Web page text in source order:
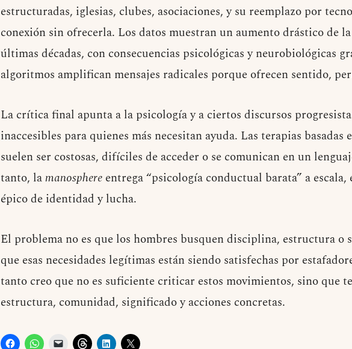
estructuradas, iglesias, clubes, asociaciones, y su reemplazo por
conexión sin ofrecerla. Los datos muestran un aumento drástico de
últimas décadas, con consecuencias psicológicas y neurobiológicas
algoritmos amplifican mensajes radicales porque ofrecen sentido,
La crítica final apunta a la psicología y a ciertos discursos
inaccesibles para quienes más necesitan ayuda. Las terapias basadas
suelen ser costosas, difíciles de acceder o se comunican en un
tanto, lamanosphere entrega “psicología conductual barata” a
épico de identidad y lucha.
El problema no es que los hombres busquen disciplina, estructura o
que esas necesidades legítimas están siendo satisfechas por
tanto creo que no es suficiente criticar estos movimientos, sino que
estructura, comunidad, significado y acciones concretas.